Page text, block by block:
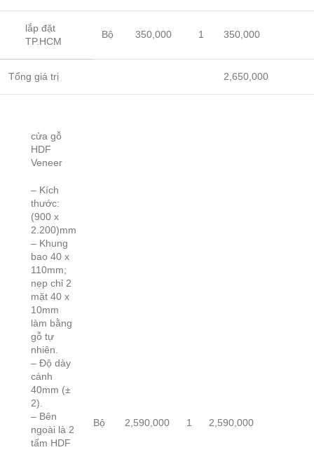
lắp đặt
TP.HCM
Bộ 350,000 1 350,000
Tổng giá trị 2,650,000
cửa gỗ
HDF
Veneer
– Kích
thước:
(900 x
2.200)mm
– Khung
bao 40 x
110mm;
nẹp chỉ 2
mặt 40 x
10mm
làm bằng
gỗ tự
nhiên.
– Độ dày
cánh
40mm (±
2).
– Bên
ngoài là 2
tấm HDF
Bộ 2,590,000 1 2,590,000